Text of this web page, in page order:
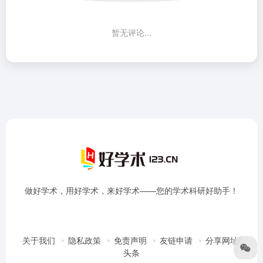
暂无评论...
做好学术，用好学术，来好学术——您的学术科研好助手！
关于我们 隐私政策 免责声明 友链申请
分享网址/
头条